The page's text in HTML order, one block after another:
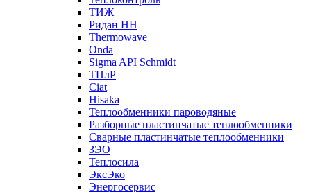
ТИЖ
Ридан НН
Thermowave
Onda
Sigma API Schmidt
ТПлР
Ciat
Hisaka
Теплообменники пароводяные
Разборные пластинчатые теплообменники
Сварные пластинчатые теплообменники
ЗЭО
Теплосила
ЭксЭко
Энергосервис